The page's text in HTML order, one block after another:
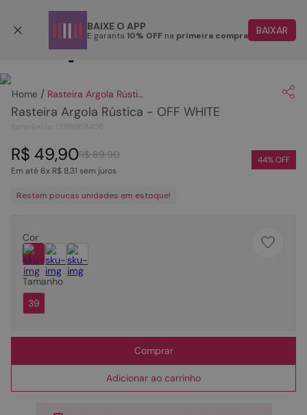
BAIXE O APP
E garanta 10% OFF na primeira compra BAIXAR
Rasteira Argola Rústica - OFF WHITE
Rasteira Argola Rústica - OFF WHITE
R$ 89,90
R$ 49,90
Em até6x R$ 8,31 sem juros
44% OFF
Restam poucas unidades em estoque!
Cor
Tamanho
39
Comprar
Adicionar ao carrinho
2º
tenis
4º
sandalia
5º
rasteira
6º
tamanco
sapatilha
óculos
10º couro